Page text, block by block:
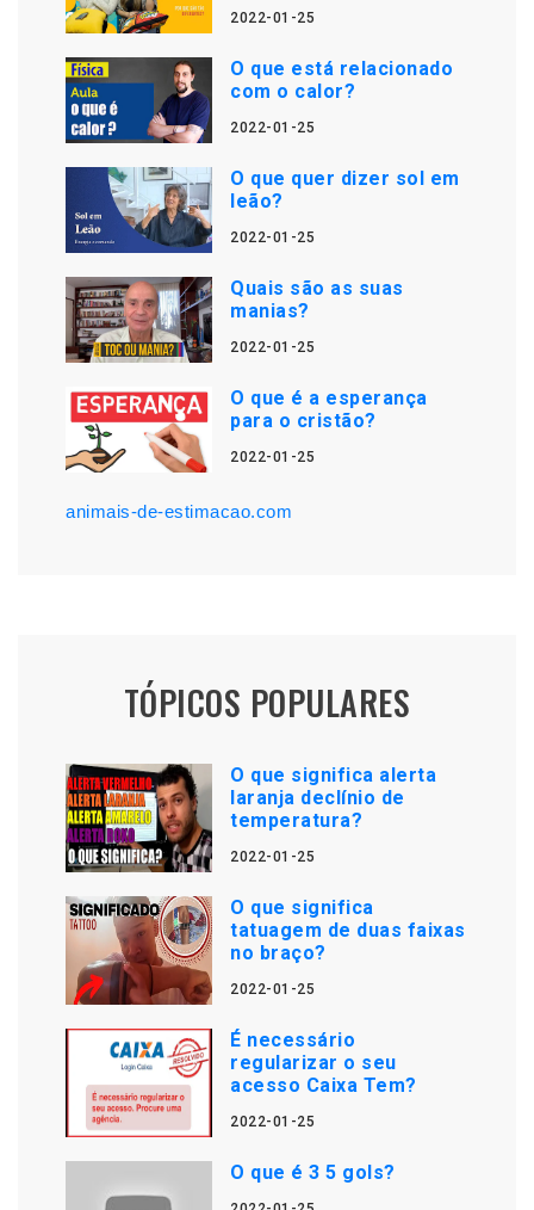
2022-01-25
O que está relacionado
com o calor?
2022-01-25
O que quer dizer sol em
leão?
2022-01-25
Quais são as suas
manias?
2022-01-25
O que é a esperança
para o cristão?
2022-01-25
animais-de-estimacao.com
TÓPICOS POPULARES
O que significa alerta
laranja declínio de
temperatura?
2022-01-25
O que significa
tatuagem de duas faixas
no braço?
2022-01-25
É necessário
regularizar o seu
acesso Caixa Tem?
2022-01-25
O que é 3 5 gols?